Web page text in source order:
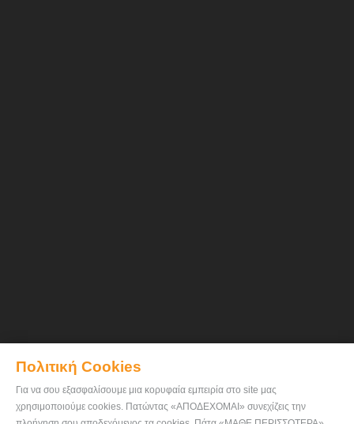
Πολιτική Cookies
Για να σου εξασφαλίσουμε μια κορυφαία εμπειρία στο site μας
χρησιμοποιούμε cookies. Πατώντας «ΑΠΟΔΕΧΟΜΑΙ» συνεχίζεις την